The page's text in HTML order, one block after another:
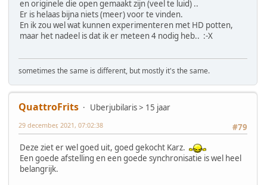
en originele die open gemaakt zijn (veel te luid) ..
Er is helaas bijna niets (meer) voor te vinden.
En ik zou wel wat kunnen experimenteren met HD potten,
maar het nadeel is dat ik er meteen 4 nodig heb.. :-X
sometimes the same is different, but mostly it's the same.
QuattroFrits
Uberjubilaris > 15 jaar
#79
29 december, 2021, 07:02:38
Deze ziet er wel goed uit, goed gekocht Karz.
Een goede afstelling en een goede synchronisatie is wel heel
belangrijk.